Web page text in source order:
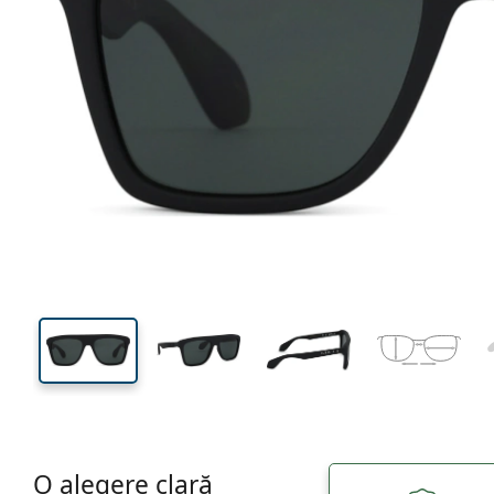
44 mm
Înălțime lentilă Lățimea lentilei
Lățimea
O alegere clară